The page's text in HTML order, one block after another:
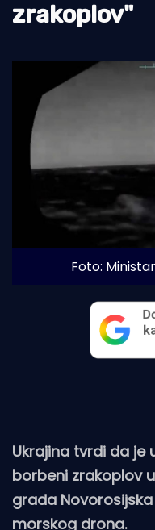
Ekologija
zrakoplov"
Foto:
Ukrajina tvrdi da je
borbeni zrakoplov
grada
morskog drona.